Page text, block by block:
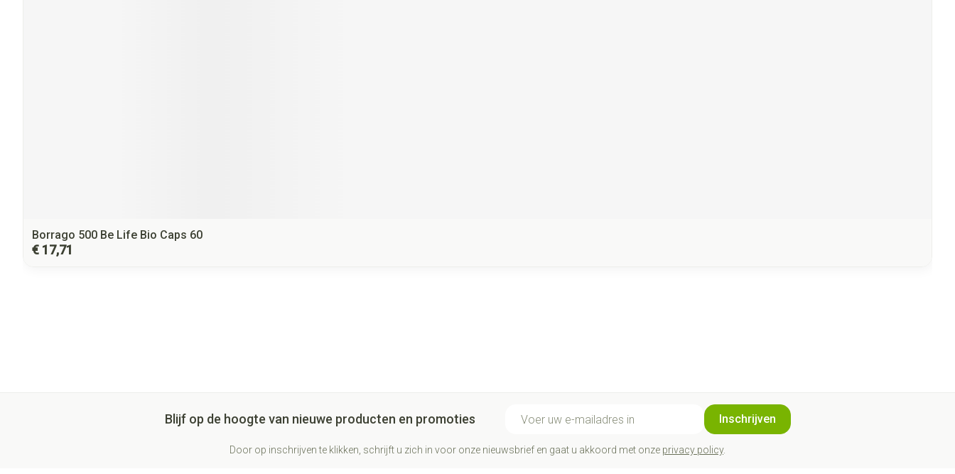
Borrago 500 Be Life Bio Caps 60
€ 17,71
Blijf op de hoogte van nieuwe producten en promoties Inschrijven
Door op inschrijven te klikken, schrijft u zich in voor onze nieuwsbrief en gaat u akkoord met onze privacy policy.